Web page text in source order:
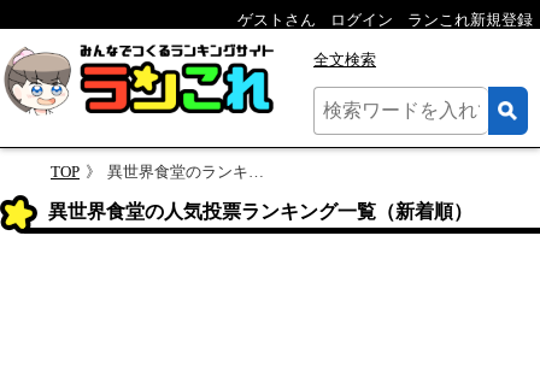
ゲストさん ログイン ランこれ新規登録
全文検索
TOP 異世界食堂のランキング
異世界食堂の人気投票ランキング一覧（新着順）